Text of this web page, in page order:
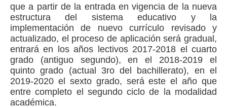
que a partir de la entrada en vigencia de la nueva
estructura del sistema educativo y la
implementación de nuevo currículo revisado y
actualizado, el proceso de aplicación será gradual,
entrará en los años lectivos 2017-2018 el cuarto
grado (antiguo segundo), en el 2018-2019 el
quinto grado (actual 3ro del bachillerato), en el
2019-2020 el sexto grado, será este el año que
entre completo el segundo ciclo de la modalidad
académica.